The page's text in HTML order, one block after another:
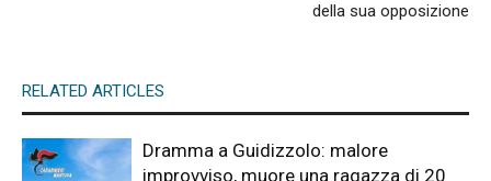
della sua opposizione
RELATED ARTICLES
Dramma a Guidizzolo: malore
improvviso, muore una ragazza di 20